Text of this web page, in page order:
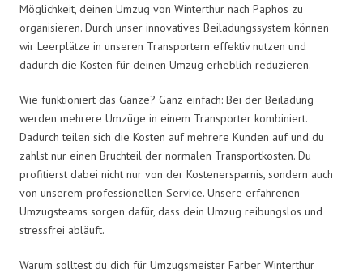
Möglichkeit, deinen Umzug von Winterthur nach Paphos zu
organisieren. Durch unser innovatives Beiladungssystem können
wir Leerplätze in unseren Transportern effektiv nutzen und
dadurch die Kosten für deinen Umzug erheblich reduzieren.
Wie funktioniert das Ganze? Ganz einfach: Bei der Beiladung
werden mehrere Umzüge in einem Transporter kombiniert.
Dadurch teilen sich die Kosten auf mehrere Kunden auf und du
zahlst nur einen Bruchteil der normalen Transportkosten. Du
profitierst dabei nicht nur von der Kostenersparnis, sondern auch
von unserem professionellen Service. Unsere erfahrenen
Umzugsteams sorgen dafür, dass dein Umzug reibungslos und
stressfrei abläuft.
Warum solltest du dich für Umzugsmeister Farber Winterthur